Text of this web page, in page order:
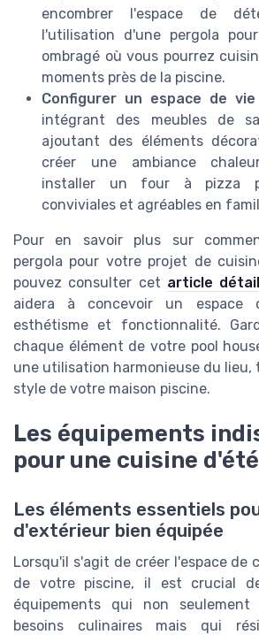
encombrer l'espace de
l'utilisation d'une pergola
ombragé où vous pourrez
moments près de la piscine.
Configurer un espace de
intégrant des meubles de
ajoutant des éléments
créer une ambiance
installer un four à pizza
conviviales et agréables en
Pour en savoir plus sur
pergola pour votre projet de
pouvez consulter cet article
aidera à concevoir un espace
esthétisme et fonctionnalité.
chaque élément de votre pool
une utilisation harmonieuse du
style de votre maison piscine.
Les équipements
pour une cuisine d'été
Les éléments essentiels
d'extérieur bien équipée
Lorsqu'il s'agit de créer l'espace de
de votre piscine, il est crucial
équipements qui non
besoins culinaires mais qui